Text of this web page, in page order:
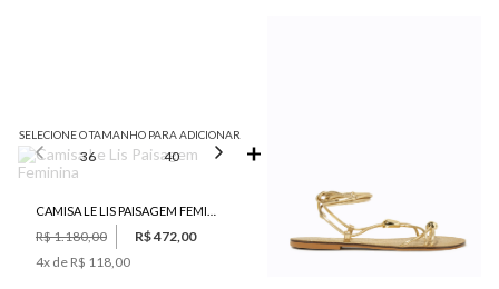
SELECIONE O TAMANHO PARA ADICIONAR
36 40 42
R$ 1.180,00
R$ 472,00
4x de R$ 118,00